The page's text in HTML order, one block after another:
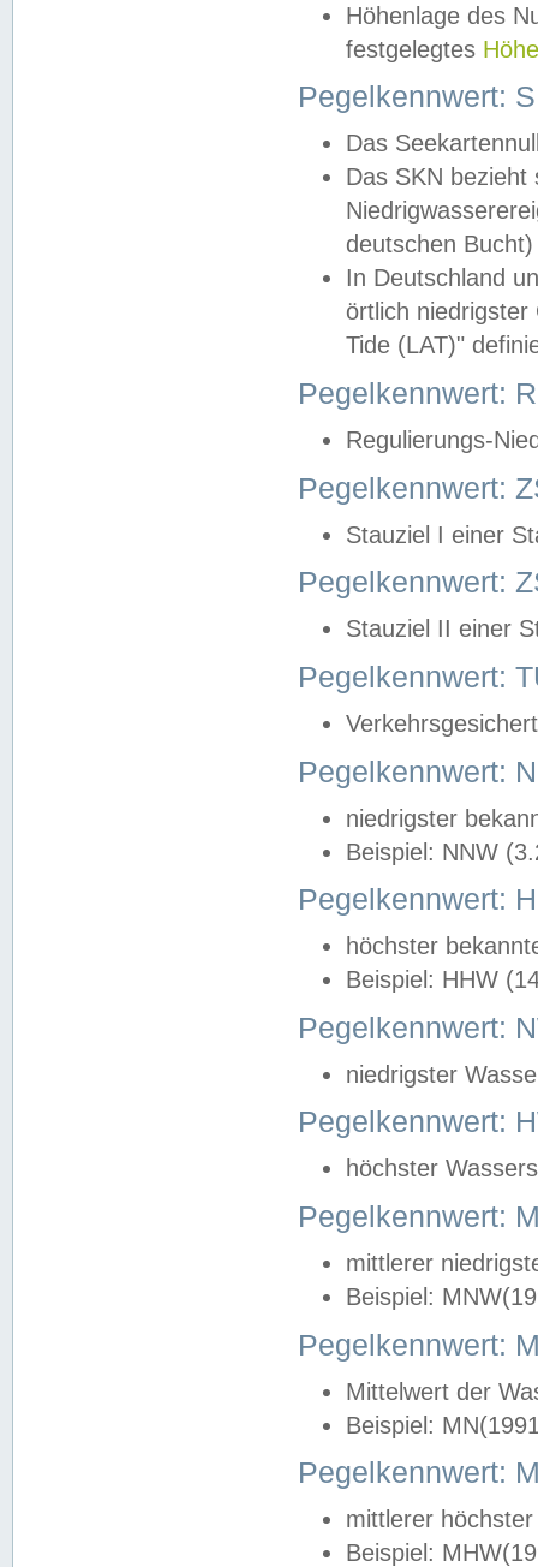
Höhenlage des
festgelegtes
Pegelkennwert:
Das
Das SKN
deutschen
In Deutschland
örtlich
Tide (LAT)"
Pegelkennwert:
Regulierungs-
Pegelkennwert:
Stauziel I einer
Pegelkennwert:
Stauziel II einer
Pegelkennwert:
Pegelkennwert:
niedrigster
Beispiel: NNW
Pegelkennwert:
höchster
Beispiel: HHW
Pegelkennwert:
niedrigster
Pegelkennwert:
höchster
Pegelkennwert:
mittlerer
Beispiel:
Pegelkennwert:
Mittelwert der
Beispiel:
Pegelkennwert:
mittlerer
Beispiel: